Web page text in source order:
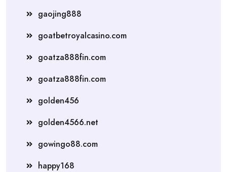
gaojing888
goatbetroyalcasino.com
goatza888fin.com
goatza888fin.com
golden456
golden4566.net
gowingo88.com
happy168